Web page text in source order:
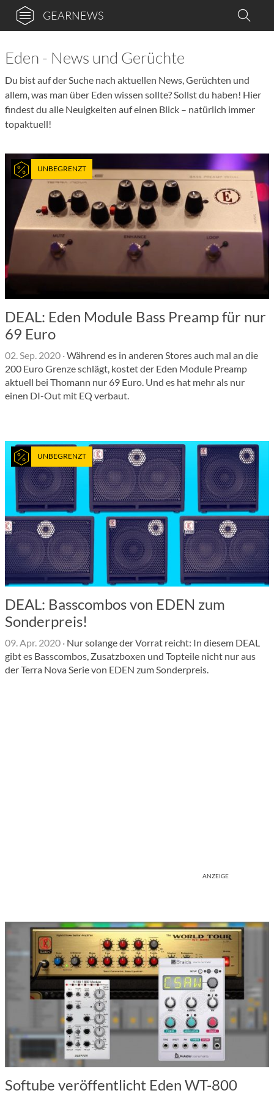
GEARNEWS
Eden - News und Gerüchte
Du bist auf der Suche nach aktuellen News, Gerüchten und
allem, was man über Eden wissen sollte? Sollst du haben! Hier
findest du alle Neuigkeiten auf einen Blick – natürlich immer
topaktuell!
UNBEGRENZT
DEAL: Eden Module Bass Preamp für nur
69 Euro
02. Sep. 2020 ·Während es in anderen Stores auch mal an die
200 Euro Grenze schlägt, kostet der Eden Module Preamp
aktuell bei Thomann nur 69 Euro. Und es hat mehr als nur
einen DI-Out mit EQ verbaut.
UNBEGRENZT
DEAL: Basscombos von EDEN zum
Sonderpreis!
09. Apr. 2020 · Nur solange der Vorrat reicht: In diesem DEAL
gibt es Basscombos, Zusatzboxen und Topteile nicht nur aus
der Terra Nova Serie von EDEN zum Sonderpreis.
ANZEIGE
Softube veröffentlicht Eden WT-800